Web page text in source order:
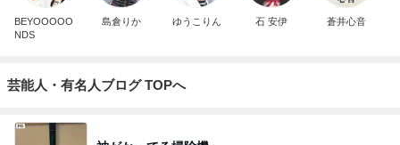
BEYOOOOO
NDS
島倉りか ゆうこりん 石 安伊 蒼井心音
芸能人・有名人ブログ TOPへ